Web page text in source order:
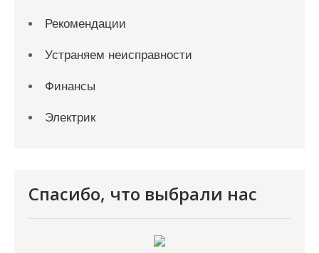
Рекомендации
Устраняем неисправности
Финансы
Электрик
Спасибо, что выбрали нас